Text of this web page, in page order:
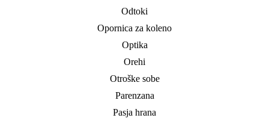
Odtoki
Opornica za koleno
Optika
Orehi
Otroške sobe
Parenzana
Pasja hrana